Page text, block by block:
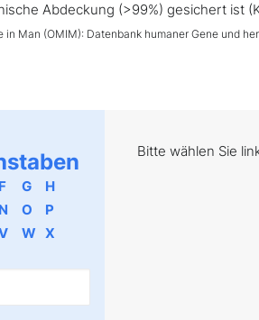
Abdeckung (>99%) gesichert ist
Man (OMIM): Datenbank humaner Gene und
F G
H
N O
P
W X
Bitte wählen Sie